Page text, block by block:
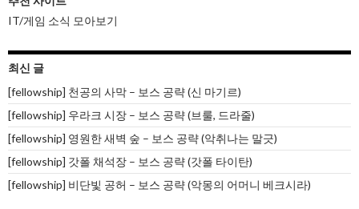
IT/게임 소식 모아보기
최신 글
[fellowship] 천공의 사막 – 보스 공략 (신 마기르)
[fellowship] 우라크 시장 – 보스 공략 (브룰, 드라줄)
[fellowship] 영원한 새벽 숲 – 보스 공략 (악취나는 말긋)
[fellowship] 갓폴 채석장 – 보스 공략 (갓폴 타이탄)
[fellowship] 비단빛 공허 – 보스 공략 (악몽의 어머니 베크시라)